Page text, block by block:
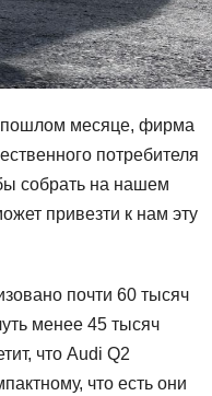
пошлом месяце, фирма
потребителя
собрать на нашем
привезти к нам эту
почти 60 тысяч
менее 45 тысяч
что Audi Q2
что есть они